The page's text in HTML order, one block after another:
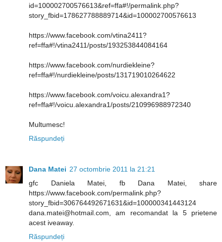
id=100002700576613&ref=ffa#!/permalink.php?
story_fbid=178627788889714&id=100002700576613
https://www.facebook.com/vtina2411?
ref=ffa#!/vtina2411/posts/193253844084164
https://www.facebook.com/nurdiekleine?
ref=ffa#!/nurdiekleine/posts/131719010264622
https://www.facebook.com/voicu.alexandra1?
ref=ffa#!/voicu.alexandra1/posts/210996988972340
Multumesc!
Răspundeți
Dana Matei 27 octombrie 2011 la 21:21
gfc Daniela Matei, fb Dana Matei, share
https://www.facebook.com/permalink.php?
story_fbid=306764492671631&id=100000341443124
dana.matei@hotmail.com, am recomandat la 5 prietene
acest iveaway.
Răspundeți